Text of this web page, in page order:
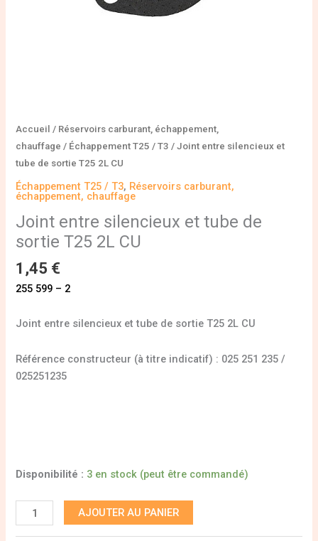
Accueil / Réservoirs carburant, échappement,
chauffage / Échappement T25 / T3 / Joint entre silencieux et
tube de sortie T25 2L CU
Échappement T25 / T3, Réservoirs carburant,
échappement, chauffage
Joint entre silencieux et tube de
sortie T25 2L CU
1,45 €
255 599 – 2
Joint entre silencieux et tube de sortie T25 2L CU
Référence constructeur (à titre indicatif) : 025 251 235 /
025251235
Disponibilité : 3 en stock (peut être commandé)
AJOUTER AU PANIER